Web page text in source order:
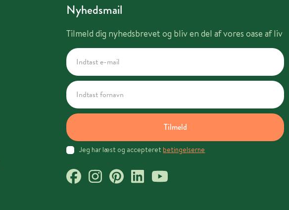
Nyhedsmail
Tilmeld dig nyhedsbrevet og bliv en del af vores oase af liv
Tilmeld
Jeg har læst og accepteret betingelserne